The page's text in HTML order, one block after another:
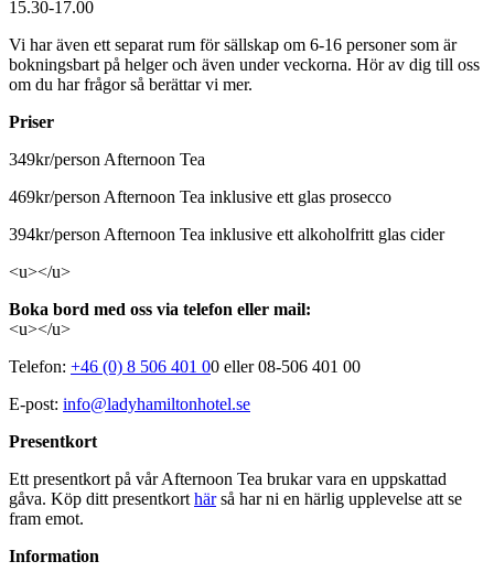
15.30-17.00
Vi har även ett separat rum för sällskap om 6-16 personer som är
bokningsbart på helger och även under veckorna. Hör av dig till oss
om du har frågor så berättar vi mer.
Priser
349kr/person Afternoon Tea
469kr/person Afternoon Tea inklusive ett glas prosecco
394kr/person Afternoon Tea inklusive ett alkoholfritt glas cider
<u></u>
Boka bord med oss via telefon eller mail:
<u></u>
Telefon: +46 (0) 8 506 401 00 eller 08-506 401 00
E-post: info@ladyhamiltonhotel.se
Presentkort
Ett presentkort på vår Afternoon Tea brukar vara en uppskattad
gåva. Köp ditt presentkort härså har ni en härlig upplevelse att se
fram emot.
Information